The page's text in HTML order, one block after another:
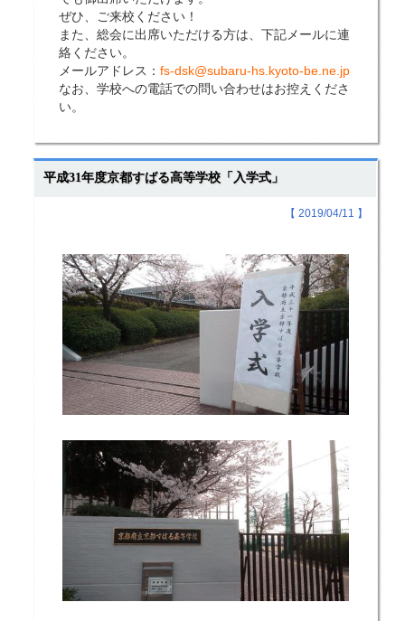
ぜひ、ご来校ください！
また、総会に出席いただける方は、下記メールに連
絡ください。
メールアドレス： fs-dsk@subaru-hs.kyoto-be.ne.jp
なお、学校への電話での問い合わせはお控えくださ
い。
平成31年度京都すばる高等学校「入学式」
【 2019/04/11 】